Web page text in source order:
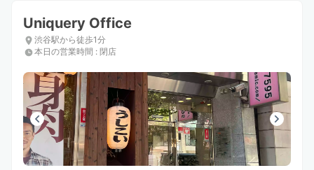
Uniquery Office
渋谷駅から徒歩1分
本日の営業時間 : 閉店